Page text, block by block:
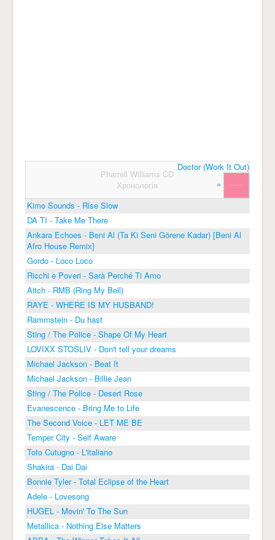
Pharrell Williams CD
Хронологія
Doctor (Work It Out)
»
Kimo Sounds - Rise Slow
DA TI - Take Me There
Ankara Echoes - Beni Al (Ta Ki Seni Görene Kadar) [Beni Al
Afro House Remix]
Gordo - Loco Loco
Ricchi e Poveri - Sarà Perché Ti Amo
Aitch - RMB (Ring My Bell)
RAYE - WHERE IS MY HUSBAND!
Rammstein - Du hast
Sting / The Police - Shape Of My Heart
LOVIXX STOSLIV - Don't tell your dreams
Michael Jackson - Beat It
Michael Jackson - Billie Jean
Sting / The Police - Desert Rose
Evanescence - Bring Me to Life
The Second Voice - LET ME BE
Temper City - Self Aware
Toto Cutugno - L'italiano
Shakira - Dai Dai
Bonnie Tyler - Total Eclipse of the Heart
Adele - Lovesong
HUGEL - Movin' To The Sun
Metallica - Nothing Else Matters